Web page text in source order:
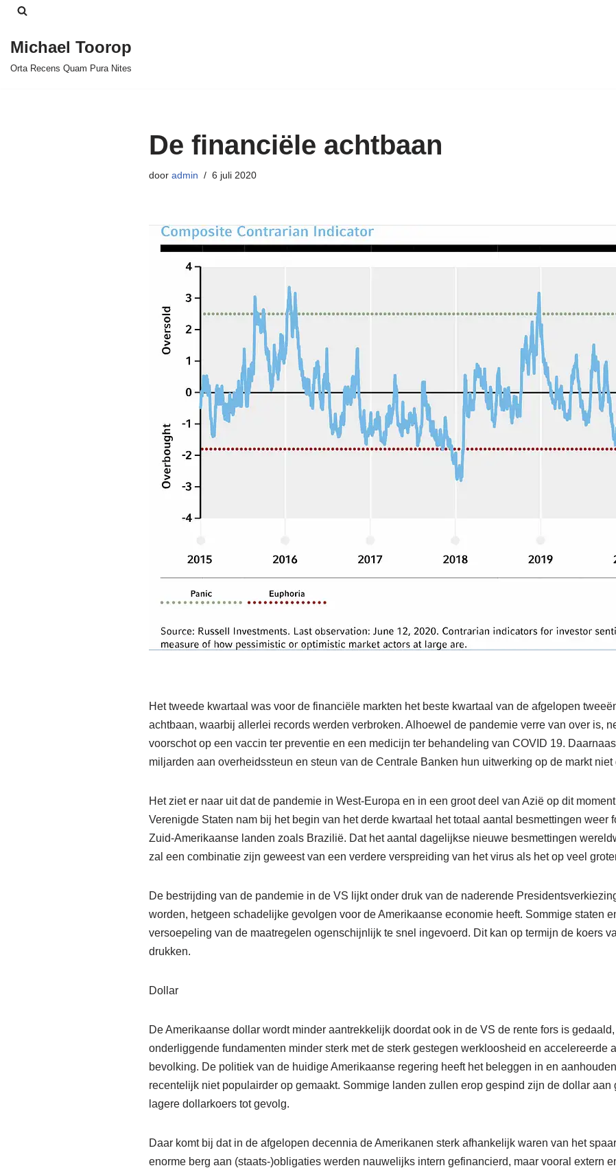
naar
de
Michael Toorop
Orta Recens Quam Pura Nites
De financiële achtbaan
door admin 6 juli 2020
Het tweede kwartaal was voor de financiële markten het beste kwartaal van de afgelopen
achtbaan, waarbij allerlei records werden verbroken. Alhoewel de pandemie verre van over is,
voorschot op een vaccin ter preventie en een medicijn ter behandeling van COVID 19.
miljarden aan overheidssteun en steun van de Centrale Banken hun uitwerking op de markt niet
Het ziet er naar uit dat de pandemie in West-Europa en in een groot deel van Azië op dit
Verenigde Staten nam bij het begin van het derde kwartaal het totaal aantal besmettingen weer
Zuid-Amerikaanse landen zoals Brazilië. Dat het aantal dagelijkse nieuwe besmettingen
zal een combinatie zijn geweest van een verdere verspreiding van het virus als het op veel
De bestrijding van de pandemie in de VS lijkt onder druk van de naderende
worden, hetgeen schadelijke gevolgen voor de Amerikaanse economie heeft. Sommige staten
versoepeling van de maatregelen ogenschijnlijk te snel ingevoerd. Dit kan op termijn de koers
drukken.
Dollar
De Amerikaanse dollar wordt minder aantrekkelijk doordat ook in de VS de rente fors is
onderliggende fundamenten minder sterk met de sterk gestegen werkloosheid en accelereerde
bevolking. De politiek van de huidige Amerikaanse regering heeft het beleggen in en
recentelijk niet populairder op gemaakt. Sommige landen zullen erop gespind zijn de dollar aan
lagere dollarkoers tot gevolg.
Daar komt bij dat in de afgelopen decennia de Amerikanen sterk afhankelijk waren van het
enorme berg aan (staats-)obligaties werden nauwelijks intern gefinancierd, maar vooral extern